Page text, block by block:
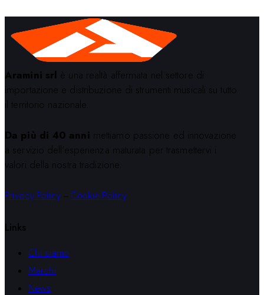
Aramini srl è una realtà affermata nel settore di
importazione e distribuzione di strumenti musicali su tutto
il territorio nazionale.
Da più di 40 anni mettiamo passione ed innovazione
a servizio dell’esperienza maturata per trasmettervi i
valori della nostra tradizione.
Privacy Policy Cookie Policy
Links
Chi siamo
Marchi
News